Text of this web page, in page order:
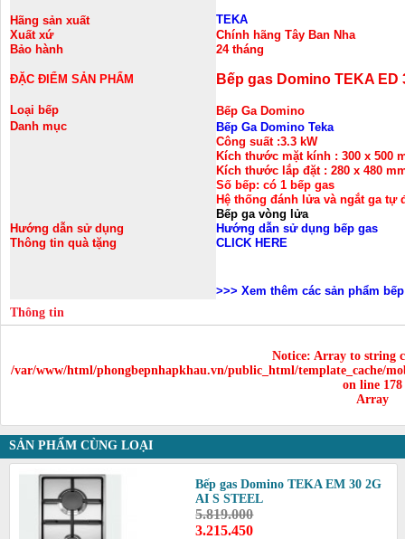
Hãng sản xuất
TEKA
Xuất xứ
Chính hãng Tây Ban Nha
Bảo hành
24 tháng
ĐẶC ĐIỂM SẢN PHẨM Bếp gas Domino TEKA ED
Loại bếp
Bếp Ga Domino
Danh mục
Bếp Ga Domino Teka
Công suất :3.3 kW
Kích thước mặt kính : 300 x 500
Kích thước lắp đặt : 280 x 480
Số bếp: có 1 bếp gas
Hệ thống đánh lửa và ngắt ga tự
Bếp ga vòng lửa
Hướng dẫn sử dụng
Hướng dẫn sử dụng bếp gas
Thông tin quà tặng
CLICK HERE
>>> Xem thêm các sản phẩm
Thông tin
Notice: Array to string
/var/www/html/phongbepnhapkhau.vn/public_html/template_cache/
on line 178
Array
SẢN PHẨM CÙNG LOẠI
Bếp gas Domino TEKA EM 30 2G
AI S STEEL
5.819.000
3.215.450